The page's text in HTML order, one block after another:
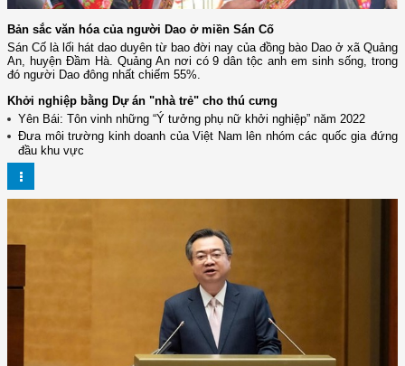
Bản sắc văn hóa của người Dao ở miền Sán Cố
Sán Cố là lối hát dao duyên từ bao đời nay của đồng bào Dao ở xã Quảng
An, huyện Đầm Hà. Quảng An nơi có 9 dân tộc anh em sinh sống, trong
đó người Dao đông nhất chiếm 55%.
Khởi nghiệp bằng Dự án "nhà trẻ" cho thú cưng
Yên Bái: Tôn vinh những “Ý tưởng phụ nữ khởi nghiệp” năm 2022
Đưa môi trường kinh doanh của Việt Nam lên nhóm các quốc gia đứng
đầu khu vực